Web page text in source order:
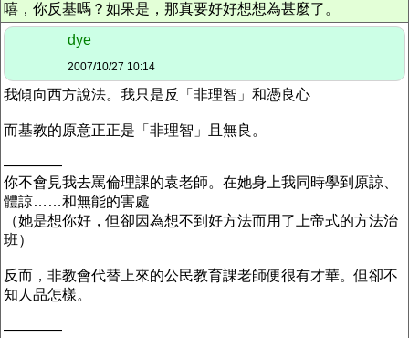
嘻，你反基嗎？如果是，那真要好好想想為甚麼了。
dye
2007/10/27 10:14
我傾向西方說法。我只是反「非理智」和憑良心
而基教的原意正正是「非理智」且無良。
————
你不會見我去罵倫理課的袁老師。在她身上我同時學到原諒、
體諒……和無能的害處
（她是想你好，但卻因為想不到好方法而用了上帝式的方法治
班）
反而，非教會代替上來的公民教育課老師便很有才華。但卻不
知人品怎樣。
————